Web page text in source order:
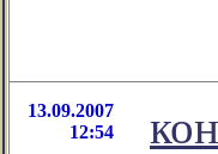
13.09.2007
12:54